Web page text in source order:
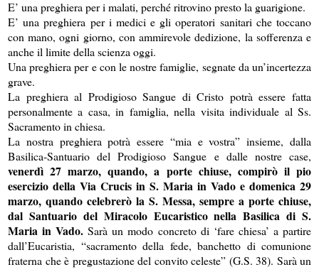
E’ una preghiera per i malati, perché ritrovino presto la guarigione.
E’ una preghiera per i medici e gli operatori sanitari che toccano
con mano, ogni giorno, con ammirevole dedizione, la sofferenza e
anche il limite della scienza oggi.
Una preghiera per e con le nostre famiglie, segnate da un’incertezza
grave.
La preghiera al Prodigioso Sangue di Cristo potrà essere fatta
personalmente a casa, in famiglia, nella visita individuale al Ss.
Sacramento in chiesa.
La nostra preghiera potrà essere “mia e vostra” insieme, dalla
Basilica-Santuario del Prodigioso Sangue e dalle nostre case,
venerdì 27 marzo, quando, a porte chiuse, compirò il pio
esercizio della Via Crucis in S. Maria in Vado e domenica 29
marzo, quando celebrerò la S. Messa, sempre a porte chiuse,
dal Santuario del Miracolo Eucaristico nella Basilica di S.
Maria in Vado. Sarà un modo concreto di ‘fare chiesa’ a partire
dall’Eucaristia, “sacramento della fede, banchetto di comunione
fraterna che è pregustazione del convito celeste” (G.S. 38). Sarà un